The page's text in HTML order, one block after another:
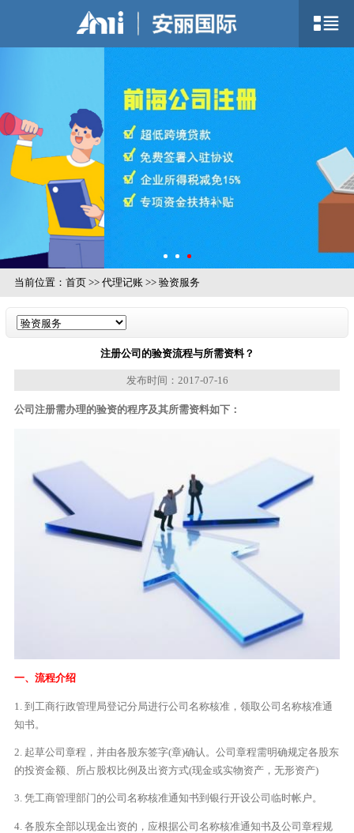
当前位置： 首页>> 代理记账>> 验资服务
注册公司的验资流程与所需资料？
发布时间：2017-07-16
公司注册需办理的验资的程序及其所需资料如下：
一、流程介绍
1. 到工商行政管理局登记分局进行公司名称核准，领取公司名称核准通
知书。
2. 起草公司章程，并由各股东签字(章)确认。公司章程需明确规定各股东
的投资金额、所占股权比例及出资方式(现金或实物资产，无形资产)
3. 凭工商管理部门的公司名称核准通知书到银行开设公司临时帐户。
4. 各股东全部以现金出资的，应根据公司名称核准通知书及公司章程规